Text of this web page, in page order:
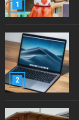
1
2